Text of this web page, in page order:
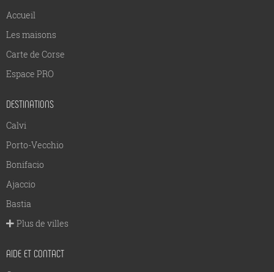
Accueil
Les maisons
Carte de Corse
Espace PRO
DESTINATIONS
Calvi
Porto-Vecchio
Bonifacio
Ajaccio
Bastia
Plus de villes
AIDE ET CONTACT